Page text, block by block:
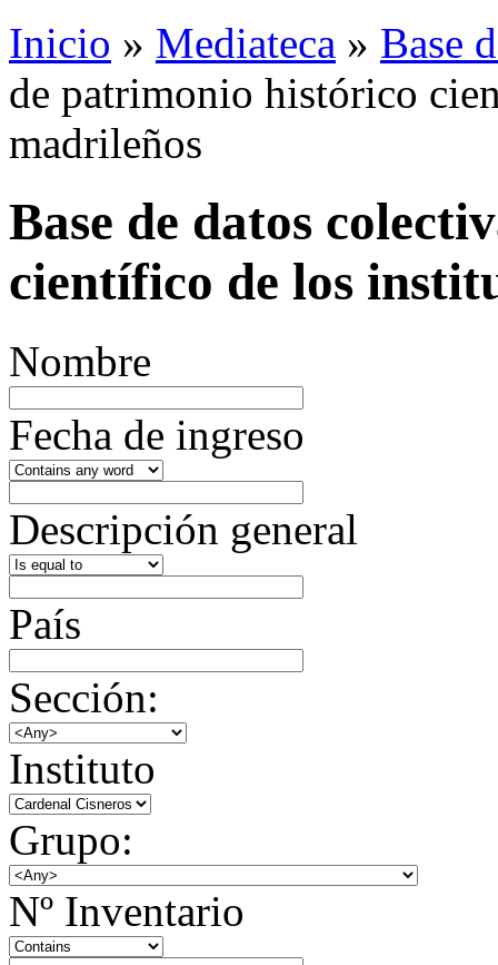
Inicio » Mediateca » Base
de patrimonio histórico
madrileños
Base de datos
científico de los
Nombre
Fecha de ingreso
Descripción general
País
Sección:
Instituto
Grupo:
Nº Inventario